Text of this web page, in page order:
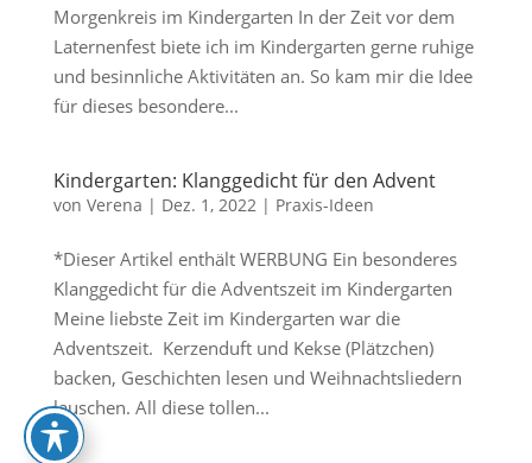
Morgenkreis im Kindergarten In der Zeit vor dem
Laternenfest biete ich im Kindergarten gerne ruhige
und besinnliche Aktivitäten an. So kam mir die Idee
für dieses besondere...
Kindergarten: Klanggedicht für den Advent
von Verena | Dez. 1, 2022| Praxis-Ideen
*Dieser Artikel enthält WERBUNG Ein besonderes
Klanggedicht für die Adventszeit im Kindergarten
Meine liebste Zeit im Kindergarten war die
Adventszeit. Kerzenduft und Kekse (Plätzchen)
backen, Geschichten lesen und Weihnachtsliedern
lauschen. All diese tollen...